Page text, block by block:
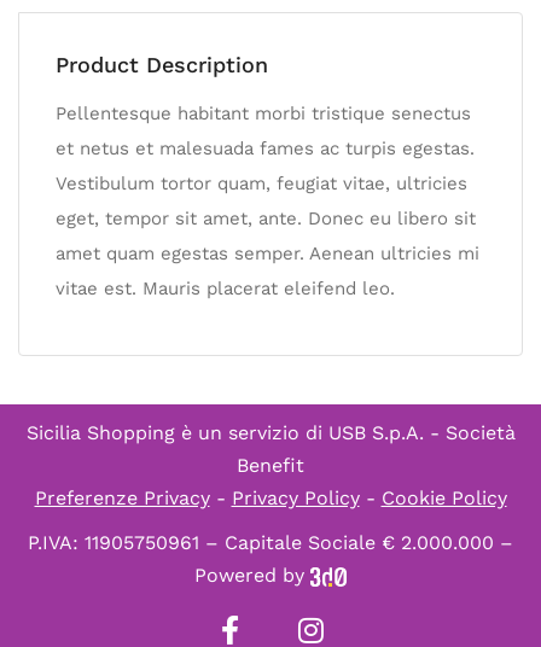
Product Description
Pellentesque habitant morbi tristique senectus
et netus et malesuada fames ac turpis egestas.
Vestibulum tortor quam, feugiat vitae, ultricies
eget, tempor sit amet, ante. Donec eu libero sit
amet quam egestas semper. Aenean ultricies mi
vitae est. Mauris placerat eleifend leo.
Sicilia Shopping è un servizio di USB S.p.A. - Società
Benefit
Preferenze Privacy- Privacy Policy- Cookie Policy
P.IVA: 11905750961 – Capitale Sociale € 2.000.000 –
Powered by